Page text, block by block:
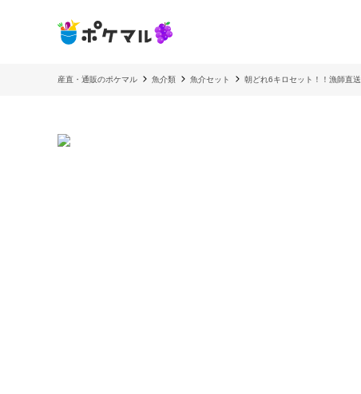
産直・通販のポケマル 魚介類 魚介セット 朝どれ6キロセット！！漁師直送